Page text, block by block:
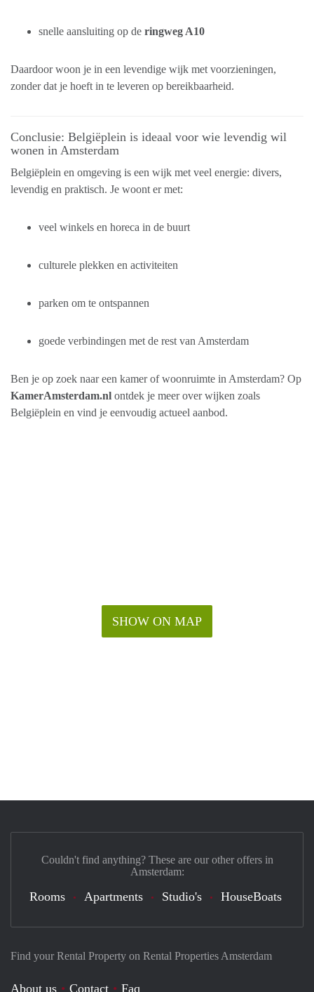
snelle aansluiting op de ringweg A10
Daardoor woon je in een levendige wijk met voorzieningen,
zonder dat je hoeft in te leveren op bereikbaarheid.
Conclusie: Belgiëplein is ideaal voor wie levendig wil
wonen in Amsterdam
Belgiëplein en omgeving is een wijk met veel energie: divers,
levendig en praktisch. Je woont er met:
veel winkels en horeca in de buurt
culturele plekken en activiteiten
parken om te ontspannen
goede verbindingen met de rest van Amsterdam
Ben je op zoek naar een kamer of woonruimte in Amsterdam? Op
KamerAmsterdam.nl ontdek je meer over wijken zoals
Belgiëplein en vind je eenvoudig actueel aanbod.
SHOW ON MAP
Find your Rental Property on Rental Properties Amsterdam
About us Contact Faq
Couldn't find anything? These are our other offers in
Amsterdam:
Rooms Apartments Studio's HouseBoats